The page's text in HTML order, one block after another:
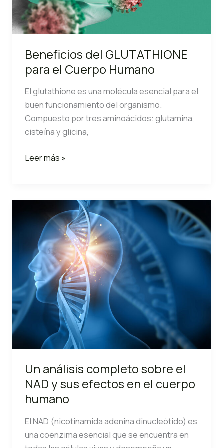
Beneficios del GLUTATHIONE
para el Cuerpo Humano
El glutathione es una molécula esencial para el
buen funcionamiento del organismo.
Compuesto por tres aminoácidos: glutamina,
cisteína y glicina,
Beneficios
para
Cuerpo
Humano
Leer más »
Un análisis completo sobre el
NAD y sus efectos en el cuerpo
humano
El NAD (nicotinamida adenina dinucleótido) es
una coenzima esencial que se encuentra en